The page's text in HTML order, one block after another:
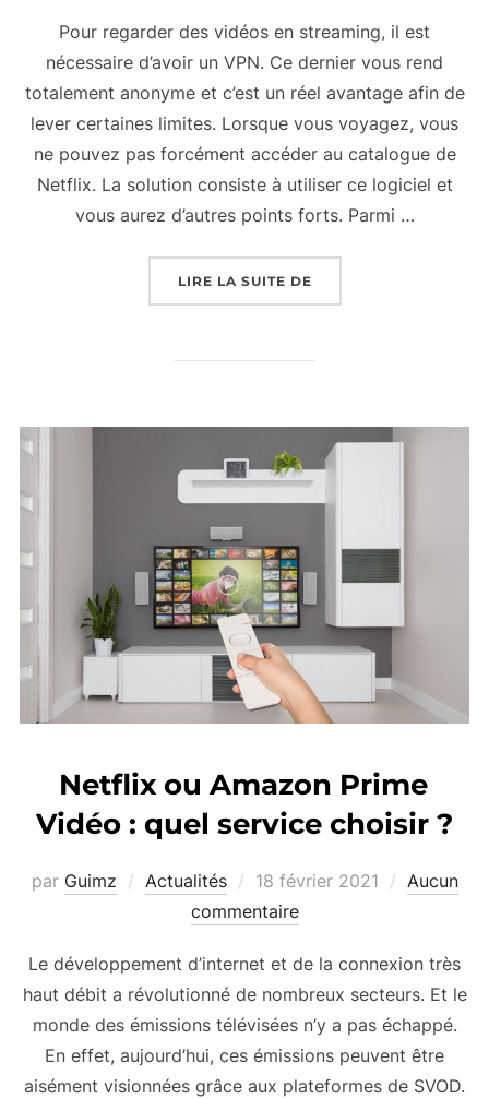
Pour regarder des vidéos en streaming, il est
nécessaire d’avoir un VPN. Ce dernier vous rend
totalement anonyme et c’est un réel avantage afin de
lever certaines limites. Lorsque vous voyagez, vous
ne pouvez pas forcément accéder au catalogue de
Netflix. La solution consiste à utiliser ce logiciel et
vous aurez d’autres points forts. Parmi …
LIRE LA SUITE DE« COMMENT UTILISER
Netflix ou Amazon Prime
Vidéo : quel service choisir ?
par Guimz Actualités
Publié
le
18 février 2021
Aucun
commentaire
Le développement d’internet et de la connexion très
haut débit a révolutionné de nombreux secteurs. Et le
monde des émissions télévisées n’y a pas échappé.
En effet, aujourd’hui, ces émissions peuvent être
aisément visionnées grâce aux plateformes de SVOD.